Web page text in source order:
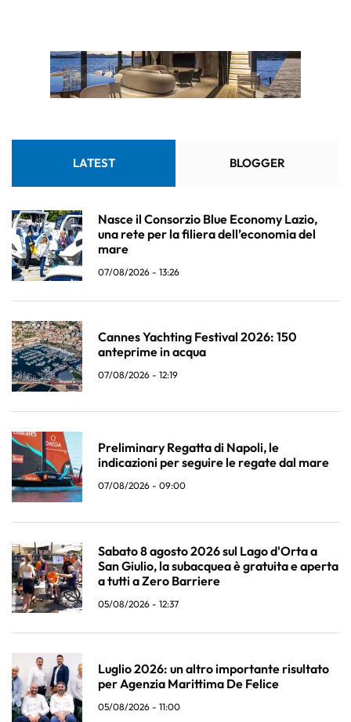
LATEST BLOGGER
Nasce il Consorzio Blue Economy Lazio,
una rete per la filiera dell’economia del
mare
07/08/2026 - 13:26
Cannes Yachting Festival 2026: 150
anteprime in acqua
07/08/2026 - 12:19
Preliminary Regatta di Napoli, le
indicazioni per seguire le regate dal mare
07/08/2026 - 09:00
Sabato 8 agosto 2026 sul Lago d'Orta a
San Giulio, la subacquea è gratuita e aperta
a tutti a Zero Barriere
05/08/2026 - 12:37
Luglio 2026: un altro importante risultato
per Agenzia Marittima De Felice
05/08/2026 - 11:00